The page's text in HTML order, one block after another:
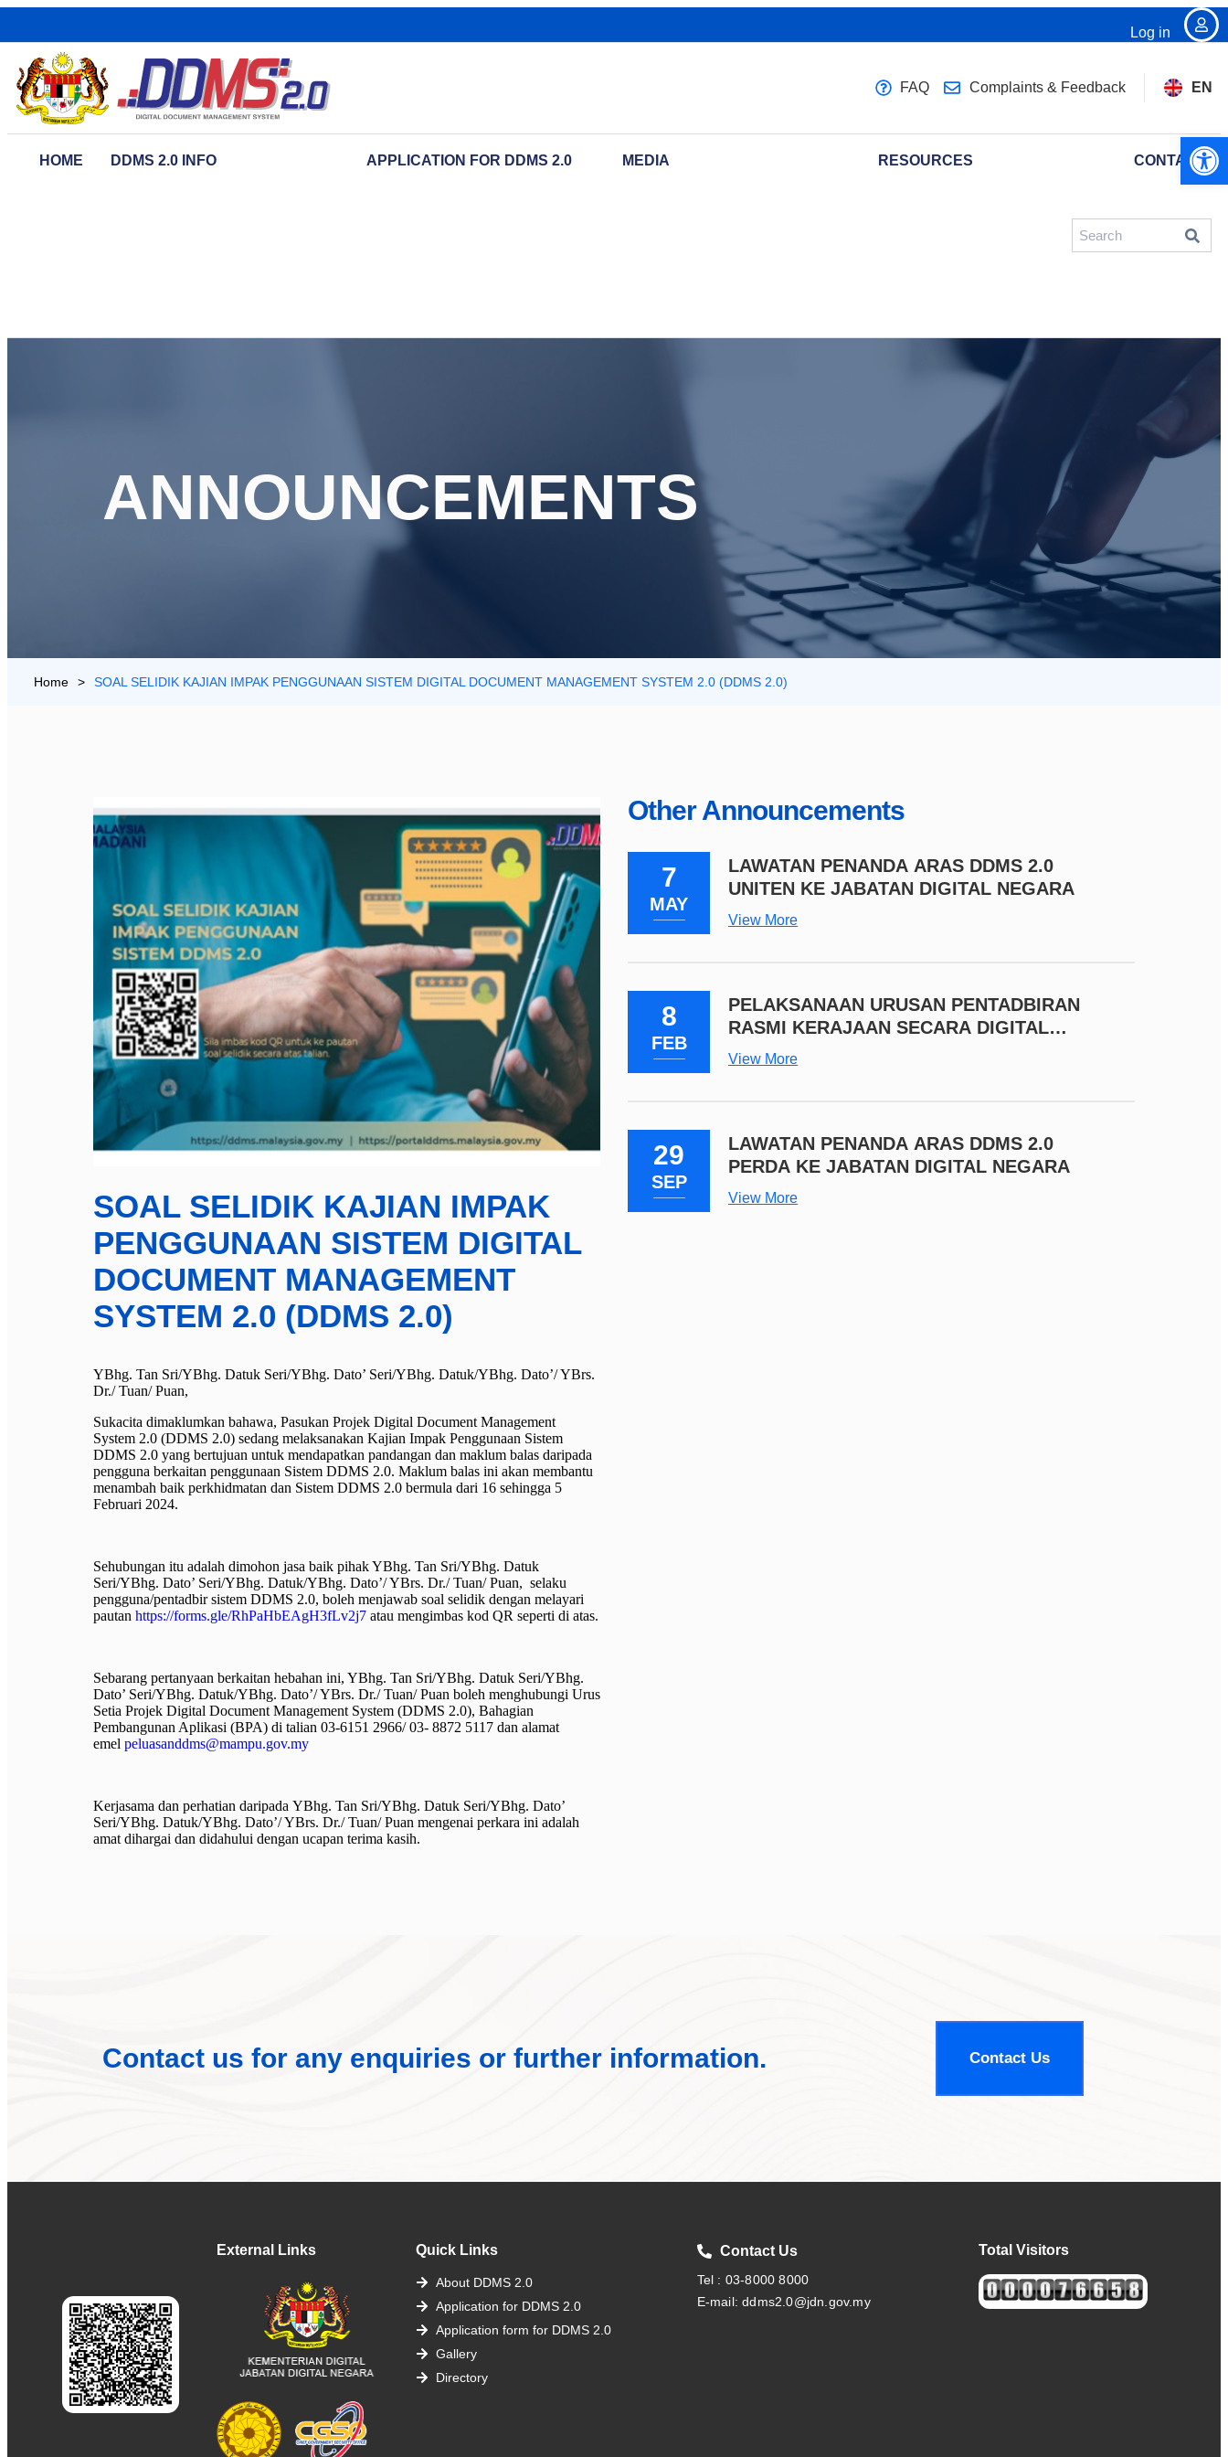
Log in
FAQ Complaints & Feedback EN
HOME DDMS 2.0 INFO APPLICATION FOR DDMS 2.0 MEDIA RESOURCES CONTACT
ANNOUNCEMENTS
> SOAL SELIDIK KAJIAN IMPAK PENGGUNAAN SISTEM DIGITAL DOCUMENT MANAGEMENT SYSTEM 2.0 (DDMS 2.0)
SOAL SELIDIK KAJIAN IMPAK
PENGGUNAAN SISTEM DIGITAL
DOCUMENT MANAGEMENT
SYSTEM 2.0 (DDMS 2.0)
YBhg. Tan Sri/YBhg. Datuk Seri/YBhg. Dato’ Seri/YBhg. Datuk/YBhg. Dato’/ YBrs.
Dr./ Tuan/ Puan,
Sukacita dimaklumkan bahawa, Pasukan Projek Digital Document Management
System 2.0 (DDMS 2.0) sedang melaksanakan Kajian Impak Penggunaan Sistem
DDMS 2.0 yang bertujuan untuk mendapatkan pandangan dan maklum balas daripada
pengguna berkaitan penggunaan Sistem DDMS 2.0. Maklum balas ini akan membantu
menambah baik perkhidmatan dan Sistem DDMS 2.0 bermula dari 16 sehingga 5
Februari 2024.
Sehubungan itu adalah dimohon jasa baik pihak YBhg. Tan Sri/YBhg. Datuk
Seri/YBhg. Dato’ Seri/YBhg. Datuk/YBhg. Dato’/ YBrs. Dr./ Tuan/ Puan, selaku
pengguna/pentadbir sistem DDMS 2.0, boleh menjawab soal selidik dengan melayari
pautan https://forms.gle/RhPaHbEAgH3fLv2j7 atau mengimbas kod QR seperti di atas.
Sebarang pertanyaan berkaitan hebahan ini, YBhg. Tan Sri/YBhg. Datuk Seri/YBhg.
Dato’ Seri/YBhg. Datuk/YBhg. Dato’/ YBrs. Dr./ Tuan/ Puan boleh menghubungi Urus
Setia Projek Digital Document Management System (DDMS 2.0), Bahagian
Pembangunan Aplikasi (BPA) di talian 03-6151 2966/ 03- 8872 5117 dan alamat
emel peluasanddms@mampu.gov.my
Kerjasama dan perhatian daripada YBhg. Tan Sri/YBhg. Datuk Seri/YBhg. Dato’
Seri/YBhg. Datuk/YBhg. Dato’/ YBrs. Dr./ Tuan/ Puan mengenai perkara ini adalah
amat dihargai dan didahului dengan ucapan terima kasih.
Other Announcements
7
MAY
LAWATAN PENANDA ARAS DDMS 2.0
UNITEN KE JABATAN DIGITAL NEGARA
View More
8
FEB
PELAKSANAAN URUSAN PENTADBIRAN
RASMI KERAJAAN SECARA DIGITAL
SEPENUHNYA
View More
29
SEP
LAWATAN PENANDA ARAS DDMS 2.0
PERDA KE JABATAN DIGITAL NEGARA
View More
Contact us for any enquiries or further information. Contact Us
External Links Quick Links
About DDMS 2.0
Application for DDMS 2.0
Application form for DDMS 2.0
Gallery
Directory
Contact Us
Tel : 03-8000 8000
E-mail: ddms2.0@jdn.gov.my
Total Visitors